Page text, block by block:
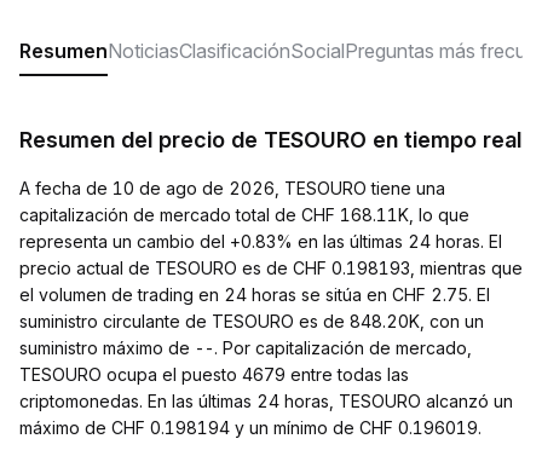
ResumenNoticiasClasificaciónSocialPreguntas más
Resumen del precio de TESOURO en tiempo real
A fecha de 10 de ago de 2026, TESOURO tiene una
capitalización de mercado total de CHF 168.11K, lo que
representa un cambio del +0.83% en las últimas 24 horas. El
precio actual de TESOURO es de CHF 0.198193, mientras que
el volumen de trading en 24 horas se sitúa en CHF 2.75. El
suministro circulante de TESOURO es de 848.20K, con un
suministro máximo de --. Por capitalización de mercado,
TESOURO ocupa el puesto 4679 entre todas las
criptomonedas. En las últimas 24 horas, TESOURO alcanzó un
máximo de CHF 0.198194 y un mínimo de CHF 0.196019.